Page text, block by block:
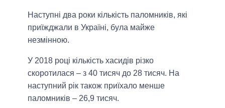
Наступні два роки кількість паломників, які
приїжджали в Україні, була майже
незмінною.
У 2018 році кількість хасидів різко
скоротилася – з 40 тисяч до 28 тисяч. На
наступний рік також приїхало менше
паломників – 26,9 тисяч.